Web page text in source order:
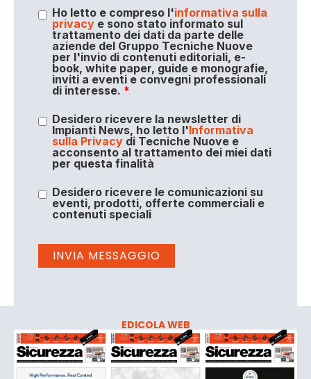
Ho letto e compreso l'informativa sulla
privacye sono stato informato sul
trattamento dei dati da parte delle
aziende del Gruppo Tecniche Nuove
per l'invio di contenuti editoriali, e-
book, white paper, guide e monografie,
inviti a eventi e convegni professionali
di interesse. *
Desidero ricevere la newsletter di
Impianti News, ho letto l'Informativa
sulla Privacydi Tecniche Nuove e
acconsento al trattamento dei miei dati
per questa finalità
Desidero ricevere le comunicazioni su
eventi, prodotti, offerte commerciali e
contenuti speciali
EDICOLA WEB